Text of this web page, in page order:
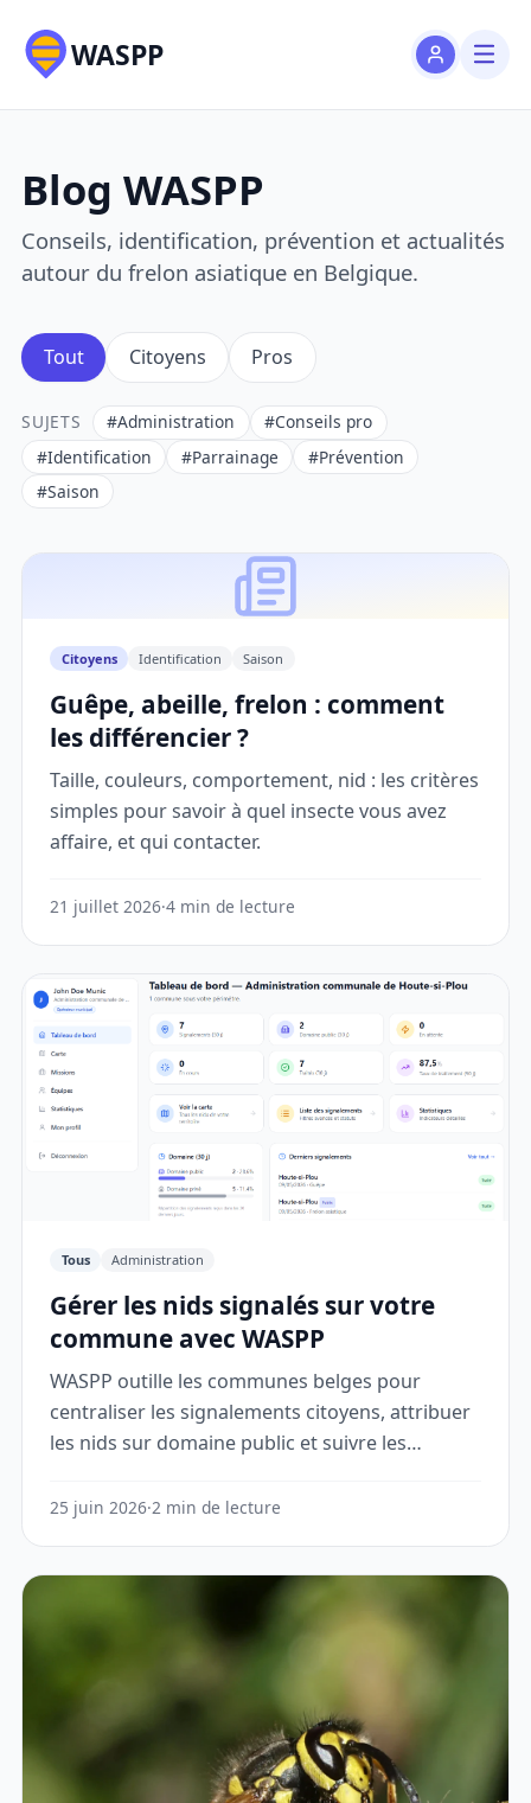
WASPP
Blog WASPP
Conseils, identification, prévention et actualités
autour du frelon asiatique en Belgique.
Tout Citoyens Pros
SUJETS #Administration
#Conseils pro
#Identification
#Parrainage
#Prévention
#Saison
Citoyens Identification Saison
Guêpe, abeille, frelon : comment
les différencier ?
Taille, couleurs, comportement, nid : les critères
simples pour savoir à quel insecte vous avez
affaire, et qui contacter.
21 juillet 2026·4 min de lecture
Tous Administration
Gérer les nids signalés sur votre
commune avec WASPP
WASPP outille les communes belges pour
centraliser les signalements citoyens, attribuer
les nids sur domaine public et suivre les
25 juin 2026·2 min de lecture